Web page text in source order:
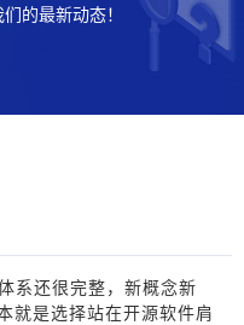
的最新动态！
系还很完整，新概念新
就是选择站在开源软件肩